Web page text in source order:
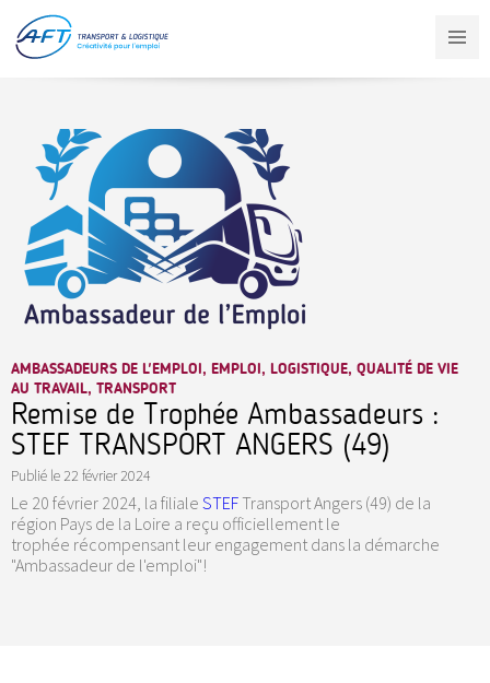
contenu
principal
AMBASSADEURS DE L'EMPLOI, EMPLOI, LOGISTIQUE, QUALITÉ DE VIE
AU TRAVAIL, TRANSPORT
Remise de Trophée Ambassadeurs :
STEF TRANSPORT ANGERS (49)
Publié le 22 février 2024
Le 20 février 2024, la filiale STEF Transport Angers (49) de la
région Pays de la Loire a reçu officiellement le
trophée récompensant leur engagement dans la démarche
"Ambassadeur de l'emploi"!